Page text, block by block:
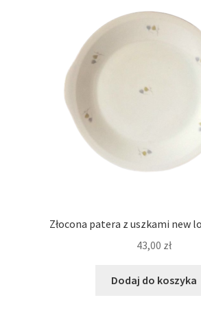
Złocona patera z uszkami new
43,00 zł
Dodaj do koszyka